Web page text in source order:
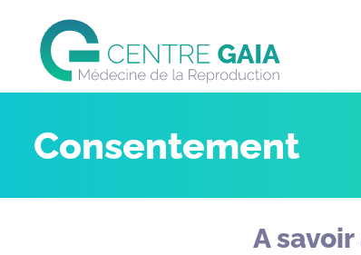
Consentement
A